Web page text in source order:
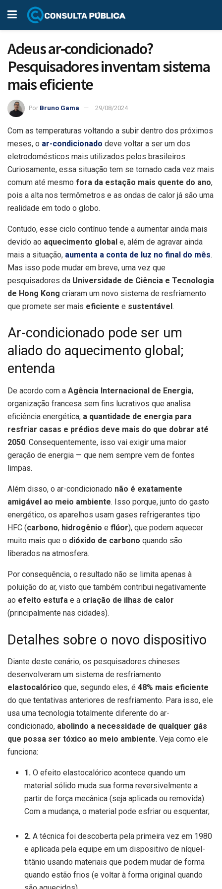
Adeus ar-condicionado?
Pesquisadores inventam sistema
mais eficiente
Por Bruno Gama 29/08/2024
Com as temperaturas voltando a subir dentro dos próximos
meses, o ar-condicionado deve voltar a ser um dos
eletrodomésticos mais utilizados pelos brasileiros.
Curiosamente, essa situação tem se tornado cada vez mais
comum até mesmo fora da estação mais quente do ano,
pois a alta nos termômetros e as ondas de calor já são uma
realidade em todo o globo.
Contudo, esse ciclo contínuo tende a aumentar ainda mais
devido ao aquecimento global e, além de agravar ainda
mais a situação, aumenta a conta de luz no final do mês.
Mas isso pode mudar em breve, uma vez que
pesquisadores da Universidade de Ciência e Tecnologia
de Hong Kong criaram um novo sistema de resfriamento
que promete ser mais eficiente e sustentável.
Ar-condicionado pode ser um
aliado do aquecimento global;
entenda
De acordo com a Agência Internacional de Energia,
organização francesa sem fins lucrativos que analisa
eficiência energética, a quantidade de energia para
resfriar casas e prédios deve mais do que dobrar até
2050. Consequentemente, isso vai exigir uma maior
geração de energia — que nem sempre vem de fontes
limpas.
Além disso, o ar-condicionado não é exatamente
amigável ao meio ambiente. Isso porque, junto do gasto
energético, os aparelhos usam gases refrigerantes tipo
HFC (carbono, hidrogênio e flúor), que podem aquecer
muito mais que o dióxido de carbono quando são
liberados na atmosfera.
Por consequência, o resultado não se limita apenas à
poluição do ar, visto que também contribui negativamente
ao efeito estufa e a criação de ilhas de calor
(principalmente nas cidades).
Detalhes sobre o novo dispositivo
Diante deste cenário, os pesquisadores chineses
desenvolveram um sistema de resfriamento
elastocalórico que, segundo eles, é 48% mais eficiente
do que tentativas anteriores de resfriamento. Para isso, ele
usa uma tecnologia totalmente diferente do ar-
condicionado, abolindo a necessidade de qualquer gás
que possa ser tóxico ao meio ambiente. Veja como ele
funciona:
1. O efeito elastocalórico acontece quando um
material sólido muda sua forma reversivelmente a
partir de força mecânica (seja aplicada ou removida).
Com a mudança, o material pode esfriar ou esquentar;
2.A técnica foi descoberta pela primeira vez em 1980
e aplicada pela equipe em um dispositivo de níquel-
titânio usando materiais que podem mudar de forma
quando estão frios (e voltar à forma original quando